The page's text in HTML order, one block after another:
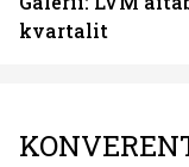
kvartalit